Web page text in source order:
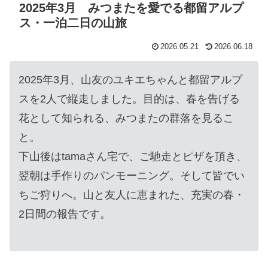
2025年3月 みつまたを愛でる都留アルプ
ス・一泊二日の山旅
2026.05.21 2026.06.18
2025年3月、山友のユキエちゃんと都留アルプ
スを2人で縦走しました。目的は、春を告げる
花として知られる、みつまたの群落を見るこ
と。
下山後はtamaさん宅で、ご馳走とピザを頂き、
翌朝は手作りのパンモーニング。そして皆でい
ちご狩りへ。山と友人に恵まれた、充実の春・
2日間の報告です。